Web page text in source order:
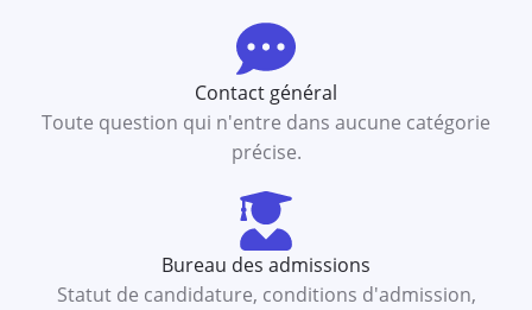
Contact général
Toute question qui n'entre dans aucune catégorie
précise.
Bureau des admissions
Statut de candidature, conditions d'admission,